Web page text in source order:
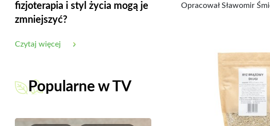
fizjoterapia i styl życia mogą je
zmniejszyć?
Czytaj więcej
Popularne w TV
Opracował Sławomir
P. Małachow